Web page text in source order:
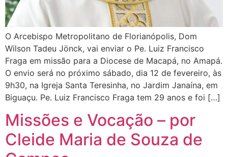
O Arcebispo Metropolitano de Florianópolis, Dom
Wilson Tadeu Jönck, vai enviar o Pe. Luiz Francisco
Fraga em missão para a Diocese de Macapá, no Amapá.
O envio será no próximo sábado, dia 12 de fevereiro, às
9h30, na Igreja Santa Teresinha, no Jardim Janaína, em
Biguaçu. Pe. Luiz Francisco Fraga tem 29 anos e foi […]
Missões e Vocação – por
Cleide Maria de Souza de